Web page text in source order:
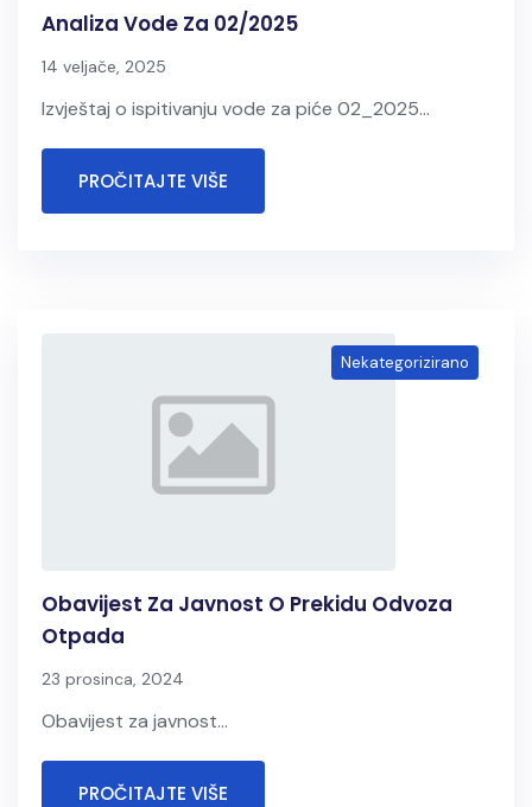
Analiza Vode Za 02/2025
14 veljače, 2025
Izvještaj o ispitivanju vode za piće 02_2025...
PROČITAJTE VIŠE
Nekategorizirano
Obavijest Za Javnost O Prekidu Odvoza
Otpada
23 prosinca, 2024
Obavijest za javnost...
PROČITAJTE VIŠE